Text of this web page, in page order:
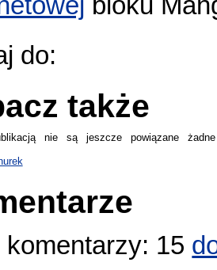
do:
także
nie są jeszcze powiązane żadne
komentarzy: 15